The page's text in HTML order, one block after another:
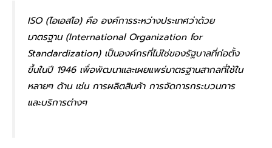
ISO (ไอเอสโอ) คือ องค์การระหว่างประเทศว่าด้วย
มาตรฐาน (International Organization for
Standardization) เป็นองค์กรที่ไม่ใช่ของรัฐบาลที่ก่อตั้ง
ขึ้นในปี 1946 เพื่อพัฒนาและเผยแพร่มาตรฐานสากลที่ใช้ใน
หลายๆ ด้าน เช่น การผลิตสินค้า การจัดการกระบวนการ
และบริการต่างๆ